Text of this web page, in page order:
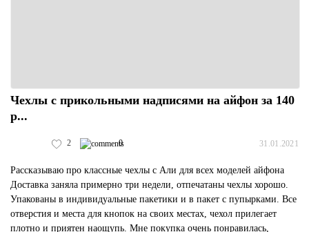
Чехлы с прикольными надписями на айфон за 140
р...
2 0 31.01.2021
Рассказываю про классные чехлы с Али для всех моделей айфона
Доставка заняла примерно три недели, отпечатаны чехлы хорошо.
Упакованы в индивидуальные пакетики и в пакет с пупырками. Все
отверстия и места для кнопок на своих местах, чехол прилегает
плотно и приятен наощупь. Мне покупка очень понравилась,